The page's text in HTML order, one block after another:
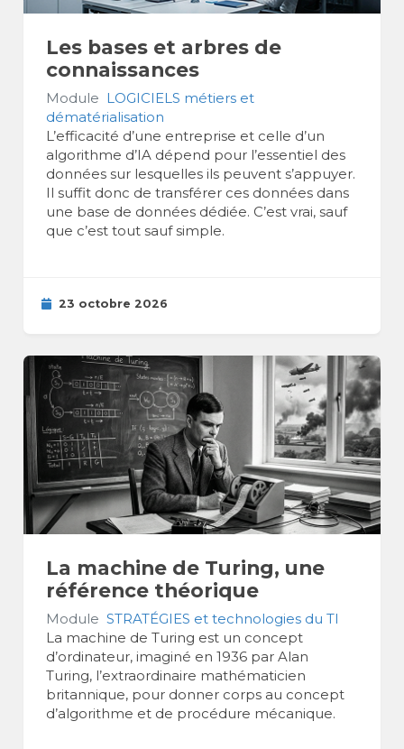
Les bases et arbres de
connaissances
Module LOGICIELS métiers et
dématérialisation
L’efficacité d’une entreprise et celle d’un
algorithme d’IA dépend pour l’essentiel des
données sur lesquelles ils peuvent s’appuyer.
Il suffit donc de transférer ces données dans
une base de données dédiée. C’est vrai, sauf
que c’est tout sauf simple.
23 octobre 2026
La machine de Turing, une
référence théorique
Module STRATÉGIES et technologies du TI
La machine de Turing est un concept
d’ordinateur, imaginé en 1936 par Alan
Turing, l’extraordinaire mathématicien
britannique, pour donner corps au concept
d’algorithme et de procédure mécanique.